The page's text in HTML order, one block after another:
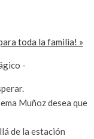
toda la familia! »
Muñoz desea que
de la estación